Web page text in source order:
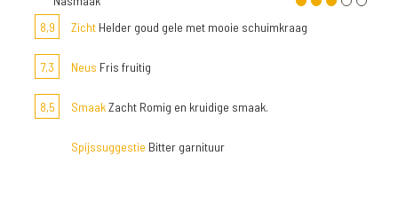
8,9
Zicht Helder goud gele met mooie schuimkraag
7,3 Neus Fris fruitig
8,5 SmaakZacht Romig en kruidige smaak.
Spijssuggestie Bitter garnituur